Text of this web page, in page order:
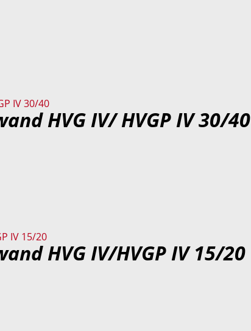
HVG IV/ HVGP IV 30/40
HVG IV/HVGP IV 15/20